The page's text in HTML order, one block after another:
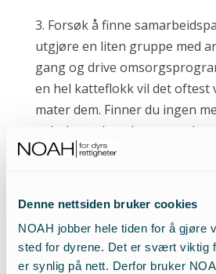
Denne nettsiden bruker cookies
NOAH jobber hele tiden for å gjøre
sted for dyrene. Det er svært viktig
er synlig på nett. Derfor bruker
3. Forsøk å finne
utgjøre en liten gruppe med
gang og drive
en hel katteflokk vil det oftest
mater dem. Finner du ingen
nabolaget, kan du spørre
de har medlemmer i nærheten.
helsesjekk, sterilisering /
Stingene må syes med tråd
selv.